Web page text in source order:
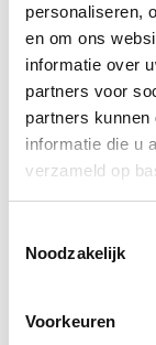
personaliseren,
en om ons
informatie over
partners voor
partners
informatie die u
verzameld op
Noodzakelijk
Voorkeuren
Veel tours zijn
worden vaak
de
Het hele jaar
dag om drukte